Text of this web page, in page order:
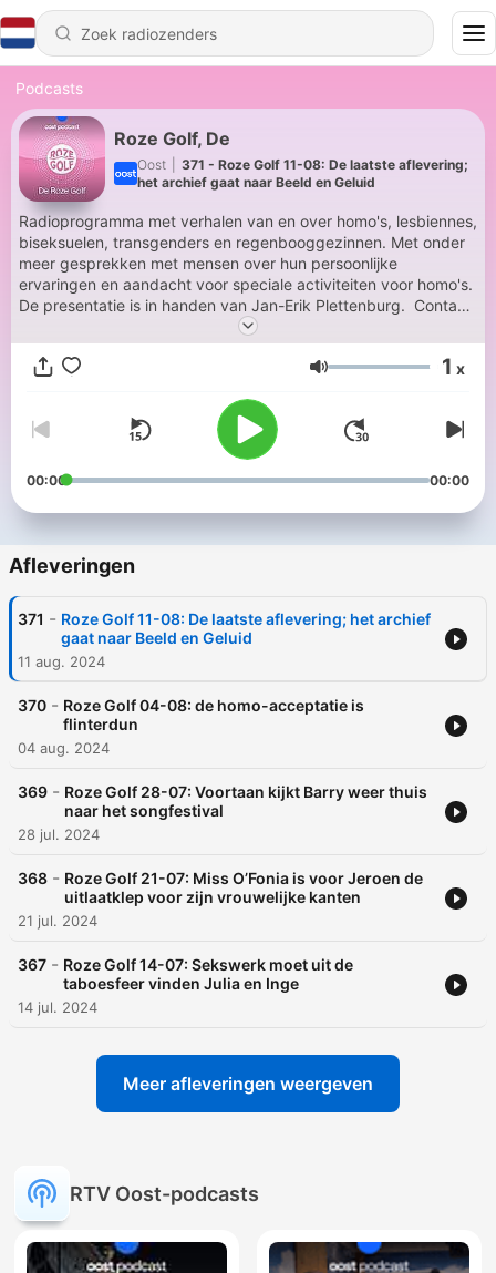
Podcasts
Roze Golf, De
Oost
371 - Roze Golf 11-08: De laatste aflevering;
het archief gaat naar Beeld en Geluid
Radioprogramma met verhalen van en over homo's, lesbiennes,
biseksuelen, transgenders en regenbooggezinnen. Met onder
meer gesprekken met mensen over hun persoonlijke
ervaringen en aandacht voor speciale activiteiten voor homo's.
De presentatie is in handen van Jan-Erik Plettenburg. Contact:
Volume 1 x
00:00 00:00
Afleveringen
371 - Roze Golf 11-08: De laatste aflevering; het archief
gaat naar Beeld en Geluid
11 aug. 2024
370 - Roze Golf 04-08: de homo-acceptatie is
flinterdun
04 aug. 2024
369 - Roze Golf 28-07: Voortaan kijkt Barry weer thuis
naar het songfestival
28 jul. 2024
368 - Roze Golf 21-07: Miss O’Fonia is voor Jeroen de
uitlaatklep voor zijn vrouwelijke kanten
21 jul. 2024
367 - Roze Golf 14-07: Sekswerk moet uit de
taboesfeer vinden Julia en Inge
14 jul. 2024
Meer afleveringen weergeven
RTV Oost-podcasts